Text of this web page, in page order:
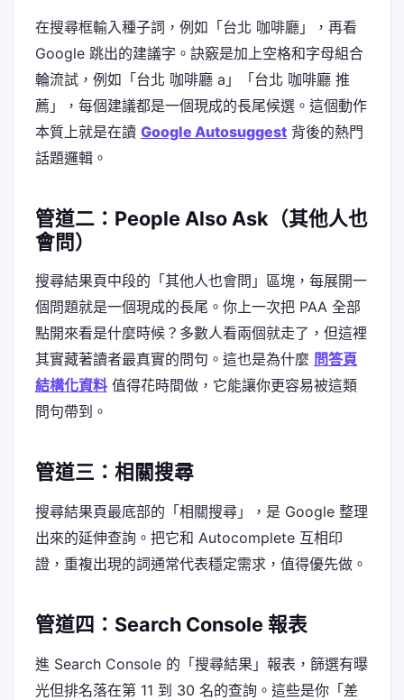
在搜尋框輸入種子詞，例如「台北 咖啡廳」，再看
Google 跳出的建議字。訣竅是加上空格和字母組合
輪流試，例如「台北 咖啡廳 a」「台北 咖啡廳 推
薦」，每個建議都是一個現成的長尾候選。這個動作
本質上就是在讀 Google Autosuggest 背後的熱門
話題邏輯。
管道二：People Also Ask（其他人也
會問）
搜尋結果頁中段的「其他人也會問」區塊，每展開一
個問題就是一個現成的長尾。你上一次把 PAA 全部
點開來看是什麼時候？多數人看兩個就走了，但這裡
其實藏著讀者最真實的問句。這也是為什麼 問答頁
結構化資料 值得花時間做，它能讓你更容易被這類
問句帶到。
管道三：相關搜尋
搜尋結果頁最底部的「相關搜尋」，是 Google 整理
出來的延伸查詢。把它和 Autocomplete 互相印
證，重複出現的詞通常代表穩定需求，值得優先做。
管道四：Search Console 報表
進 Search Console 的「搜尋結果」報表，篩選有曝
光但排名落在第 11 到 30 名的查詢。這些是你「差